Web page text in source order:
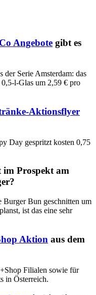
Angebote gibt es
Serie Amsterdam: das
l-Glas um 2,59 € pro
Aktionsflyer
Day gespritzt kosten 0,75
im Prospekt am
Burger Bun geschnitten um
ist das eine sehr
Aktion aus dem
Filialen sowie für
in Österreich.